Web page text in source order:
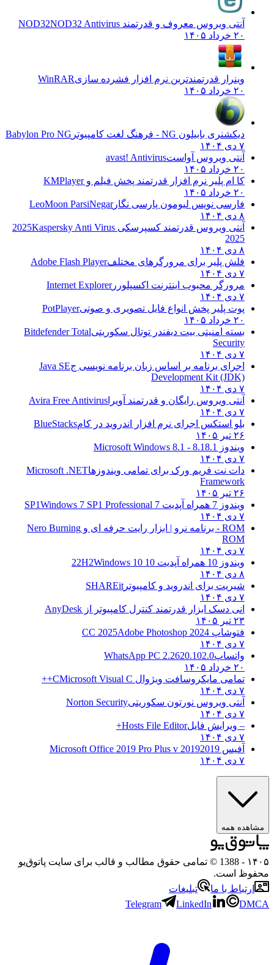
آنتی ویروس معروف و قدرتمند NOD32 NOD32 Antivirus
۲۰ خرداد ۱۴۰۵
وینرار قدرتمندترین نرم افزار فشرده سازیWinRAR
۲۰ خرداد ۱۴۰۵
دیکشنری بابیلون NG - فرهنگ لغت کامپیوتر
Babylon Pro NG
۷ دی ۱۴۰۴
آنتی ویروس آواستavast! Antivirus
۲۰ خرداد ۱۴۰۵
کا ام پلیر نرم افزار قدرتمند پخش فیلم وKMPlayer
۲۰ خرداد ۱۴۰۵
فارسی نویس لیومون پارسی نگارLeoMoon ParsiNegar
۸ دی ۱۴۰۴
آنتی ویروس قدرتمند کسپرسکی 2025 Kaspersky Anti Virus
2025
۸ دی ۱۴۰۴
فلش پلیر برای مرورگرهای مختلفAdobe Flash Player
۷ دی ۱۴۰۴
مرورگر محبوب اینترنت اکسپلوررInternet Explorer
۷ دی ۱۴۰۴
پوت پلیر پخش انواع فایل تصویری و صوتیPotPlayer
۲۰ خرداد ۱۴۰۵
بسته امنیتی بیت دیفندر توتال سکوریتیBitdefender Total
Security
۷ دی ۱۴۰۴
اجرای برنامه بر اساس زبان برنامه نویسی جJava SE
Development Kit (JDK)
۷ دی ۱۴۰۴
آنتی ویروس رایگان و قدرتمند آویرا Avira Free Antivirus
۷ دی ۱۴۰۴
بلو استکس اجرای نرم افزار اندروید در کامBlueStacks
۲۶ تیر ۱۴۰۵
ویندوز 8.1
8.1 - Microsoft Windows 8.1
۷ دی ۱۴۰۴
دات نت فریم ورک برای تمامی ویندوزهاMicrosoft .NET
Framework
۲۶ تیر ۱۴۰۵
ویندوز 7 همراه آپدیت 7 SP1
Windows 7 SP1 Professional
۷ دی ۱۴۰۴
ROM - برنامه نرو | ابزار رایت حرفه ای و
Nero Burning
ROM
۷ دی ۱۴۰۴
ویندوز 10 همراه آپدیت 10 22H2
Windows 10
۸ دی ۱۴۰۴
شیریت برای اندروید و کامپیوتر SHAREit
۷ دی ۱۴۰۴
انی دسک ابزار قدرتمند کنترل کامپیوتر از AnyDesk
۲۳ تیر ۱۴۰۵
فتوشاپ CC 2025 Adobe Photoshop 2024
۷ دی ۱۴۰۴
واتساپWhatsApp PC 2.2620.102.0
۲۰ خرداد ۱۴۰۵
تمامی مایکروسافت ویژوال C Microsoft Visual C++
۷ دی ۱۴۰۴
آنتی ویروس نورتون سکوریتیNorton Security
۷ دی ۱۴۰۴
– ویرایش فایلHosts File Editor+
۷ دی ۱۴۰۴
آفیس 2019 2019 Microsoft Office 2019 Pro Plus v
۷ دی ۱۴۰۴
مشاهده همه
۱۴۰۵
- 1388 © تمامی حقوق مطالب و قالب برای سایت پاتوق‌یو
محفوظ است.
ارتباط با ما
تبلیغات
Telegram
LinkedIn DMCA